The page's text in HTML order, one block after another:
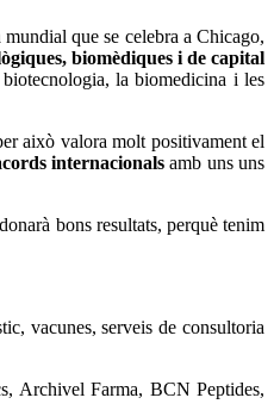
que se celebra a Chicago,
biomèdiques i de capital
la biomedicina i les
això valora molt positivament el
internacionalsamb uns uns
bons resultats, perquè tenim
vacunes, serveis de consultoria
Archivel Farma, BCN Peptides,